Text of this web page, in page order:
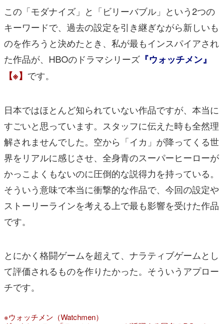
この「モダナイズ」と「ビリーバブル」という2つの
キーワードで、過去の設定を引き継ぎながら新しいも
のを作ろうと決めたとき、私が最もインスパイアされ
た作品が、HBOのドラマシリーズ 『ウォッチメン』
【※】 です。
日本ではほとんど知られていない作品ですが、本当に
すごいと思っています。スタッフに伝えた時も全然理
解されませんでした。空から「イカ」が降ってくる世
界をリアルに感じさせ、全身青のスーパーヒーローが
かっこよくもないのに圧倒的な説得力を持っている。
そういう意味で本当に衝撃的な作品で、今回の設定や
ストーリーラインを考える上で最も影響を受けた作品
です。
とにかく格闘ゲームを超えて、ナラティブゲームとし
て評価されるものを作りたかった。そういうアプロー
チです。
※ウォッチメン（Watchmen）